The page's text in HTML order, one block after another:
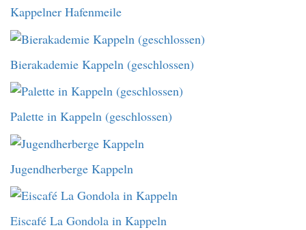
Kappelner Hafenmeile
Bierakademie Kappeln (geschlossen)
Palette in Kappeln (geschlossen)
Jugendherberge Kappeln
Eiscafé La Gondola in Kappeln